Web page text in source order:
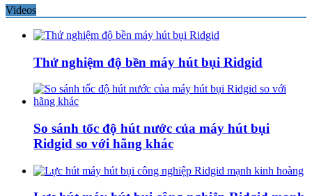
Videos
Thử nghiệm độ bền máy hút bụi Ridgid
So sánh tốc độ hút nước của máy hút bụi
Ridgid so với hãng khác